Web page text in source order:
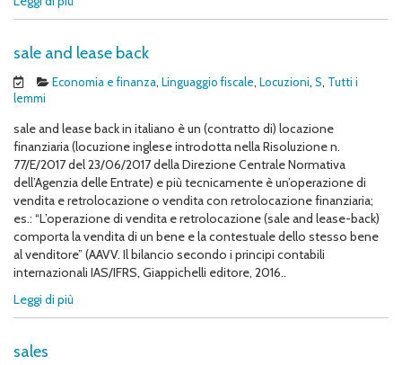
sale and lease back
Economia e finanza, Linguaggio fiscale, Locuzioni, S, Tutti i
lemmi
sale and lease back in italiano è un (contratto di) locazione
finanziaria (locuzione inglese introdotta nella Risoluzione n.
77/E/2017 del 23/06/2017 della Direzione Centrale Normativa
dell’Agenzia delle Entrate) e più tecnicamente è un’operazione di
vendita e retrolocazione o vendita con retrolocazione finanziaria;
es.: “L’operazione di vendita e retrolocazione (sale and lease-back)
comporta la vendita di un bene e la contestuale dello stesso bene
al venditore” (AAVV. Il bilancio secondo i principi contabili
internazionali IAS/IFRS, Giappichelli editore, 2016..
Leggi di più
sales